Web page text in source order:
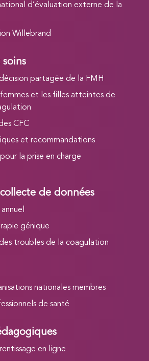
d’évaluation externe de la
Willebrand
soins
partagée de la FMH
et les filles atteintes de
CFC
et recommandations
la prise en charge
de données
génique
troubles de la coagulation
nationales membres
de santé
en ligne